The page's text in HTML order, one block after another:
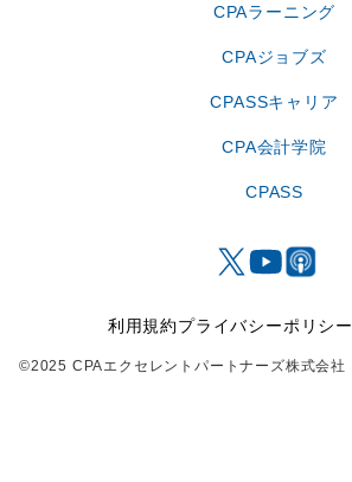
CPAラーニング
CPAジョブズ
CPASSキャリア
CPA会計学院
CPASS
©2025 CPAエクセレントパートナーズ株式会社
利用規約プライバシーポリシー